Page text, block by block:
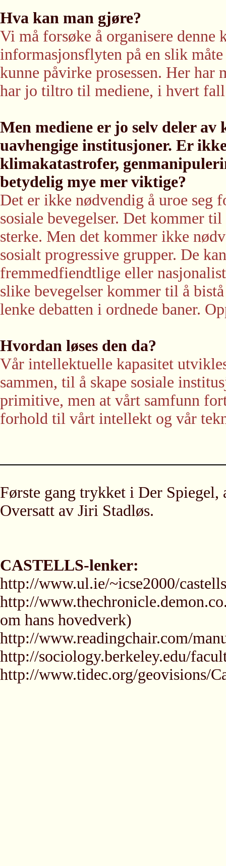
Hva kan man gjøre?
Vi må forsøke å organisere
informasjonsflyten på en slik
kunne påvirke prosessen. Her har
har jo tiltro til mediene, i hvert
Men mediene er jo selv deler
uavhengige institusjoner. Er
klimakatastrofer,
betydelig mye mer viktige?
Det er ikke nødvendig å uroe
sosiale bevegelser. Det kommer
sterke. Men det kommer ikke
sosialt progressive grupper. De
fremmedfiendtlige eller
slike bevegelser kommer til å
lenke debatten i ordnede baner.
Hvordan løses den da?
Vår intellektuelle kapasitet
sammen, til å skape sosiale
primitive, men at vårt samfunn
forhold til vårt intellekt og vår
Første gang trykket i Der Spiegel,
Oversatt av Jiri Stadløs.
CASTELLS-lenker:
http://www.ul.ie/~icse2000/
http://
om hans hovedverk)
http://www.readingchair.com/
http://sociology.berkeley.edu/
http://www.tidec.org/geovisions/